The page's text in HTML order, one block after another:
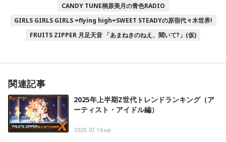
CANDY TUNE桐原美月の青色RADIO
GIRLS GIRLS GIRLS =flying high=SWEET STEADYの原宿代々木世界!
FRUITS ZIPPER 月足天音 「あまねきのねえ、聞いて?」(仮)
関連記事
2025年上半期Z世代トレンドランキング（ア
ーティスト・アイドル編）
2025.07.16 up